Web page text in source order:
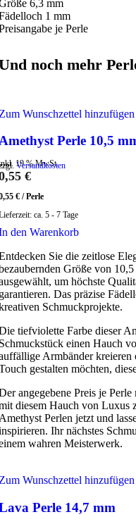
6,3 mm
1 mm
je Perle
noch mehr
Wunschzettel hinzufügen
Perle 10,5
19 % MwSt.
Versandkosten
€
€ /Perle
ca. 5 - 7 Tage
den Warenkorb
Sie die zeitlose
Größe von
um höchste
Das präzise
Schmuckprojekte.
tiefviolette Farbe dieser
einen Hauch
Armbänder kreieren
gestalten möchten,
angegebene Preis je
diesem Hauch von Luxus
Perlen jetzt und
Ihr nächstes
wahren Meisterwerk.
Wunschzettel hinzufügen
Perle 14,7 mm